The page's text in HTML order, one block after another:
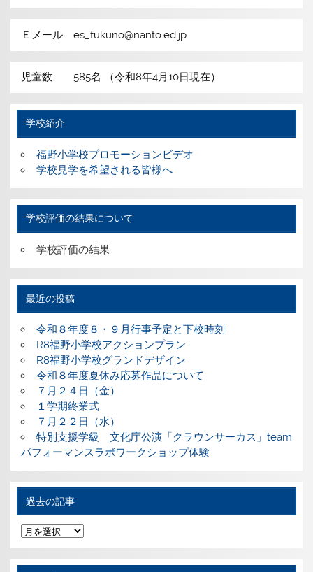
Ｅメール es_fukuno@nanto.ed.jp
児童数 585名 （令和8年4月10日現在）
学校紹介
福野小学校プロモーションビデオ
学校見学を希望される皆様へ
学校評価の結果について
学校評価の結果
最近の投稿
令和８年度８・９月行事予定と下校時刻
R8福野小学校アクションプラン
R8福野小学校グランドデザイン
令和８年度夏休み応募作品について
７月２４日（金）
１学期終業式
７月２２日（水）
特別支援学級 文化庁公演「クラウンサーカス」team
パフォーマンスラボワークショップ体験
過去の記事
過
去
の
記